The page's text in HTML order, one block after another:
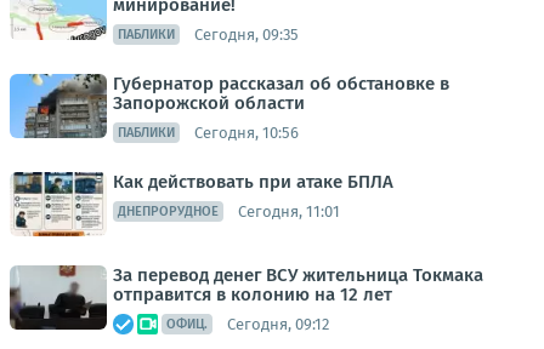
минирование!
ПАБЛИКИ Сегодня, 09:35
Губернатор рассказал об обстановке в
Запорожской области
ПАБЛИКИ Сегодня, 10:56
Как действовать при атаке БПЛА
ДНЕПРОРУДНОЕ Сегодня, 11:01
За перевод денег ВСУ жительница Токмака
отправится в колонию на 12 лет
ОФИЦ. Сегодня, 09:12